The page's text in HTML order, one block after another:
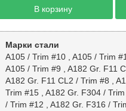
В корзину
Марки стали
A105 / Trim #10, A105 / Trim
A105 / Trim #9
A182 Gr. F11
A182 Gr. F11 CL2 / Trim #8
Trim #15, A182 Gr. F304 /
/ Trim #12
A182 Gr. F316 /